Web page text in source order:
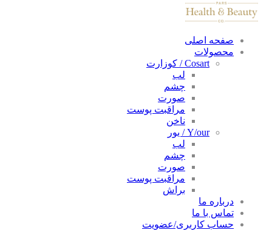
صفحه اصلی
محصولات
Cosart / کوزارت
لب
چشم
صورت
مراقبت پوست
ناخن
Y/our / یور
لب
چشم
صورت
مراقبت پوست
براش
درباره ما
تماس با ما
حساب کاربری/عضویت